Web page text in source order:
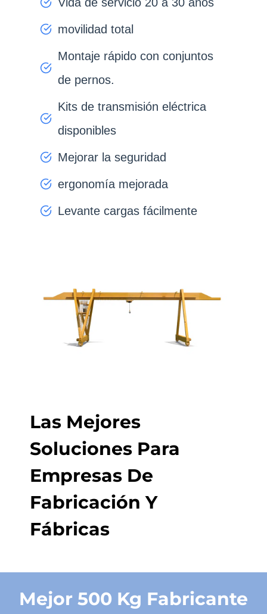
movilidad total
Montaje rápido con conjuntos
de pernos.
Kits de transmisión eléctrica
disponibles
Mejorar la seguridad
ergonomía mejorada
Levante cargas fácilmente
Las Mejores
Soluciones Para
Empresas De
Fabricación Y
Fábricas
Mejor 500 Kg Fabricante